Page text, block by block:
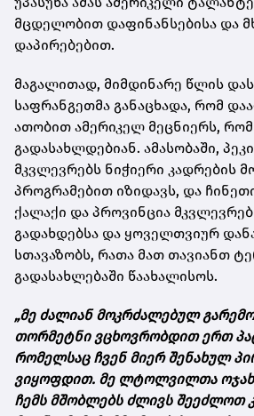
მცდელობით დაფინანსებისა და
დაპირებებით.
მაგალითად, მიმდინარე წლის
საფრანგეთმა განაცხადა, რომ
ათობით ამერიკელ მეცნიერს,
გადასახლდებიან. ამასობაში,
მკვლევრებს ნიჭიერი კადრების
პროგრამებით იზიდავს, და
ქალაქი და პროვინცია
გადახდებსა და ყოველთვიურ
სთავაზობს, რათა მათ თავიანთ
გადასახლებაში წაახალისოს.
„მე ძალიან მოკრძალებულ
თორმეტნი ვცხოვრობდით ერთ
რომელსაც ჩვენ მიერ შენახულ
ვიყოფდით. მე ლტოლვილთა
ჩემს მშობლებს ძლივს შეეძლოთ